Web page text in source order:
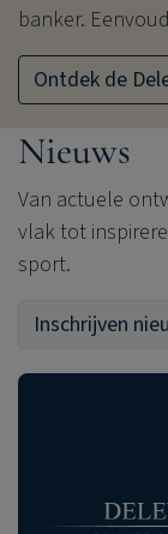
banker.
Ontdek de
Nieuws
Van actuele
vlak tot
sport.
Inschrijven